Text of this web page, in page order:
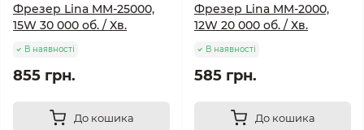
Фрезер Lina MM-25000,
15W 30 000 об. / Хв.
В наявності
855 грн.
До кошика
Фрезер Lina MM-2000,
12W 20 000 об. / Хв.
В наявності
585 грн.
До кошика